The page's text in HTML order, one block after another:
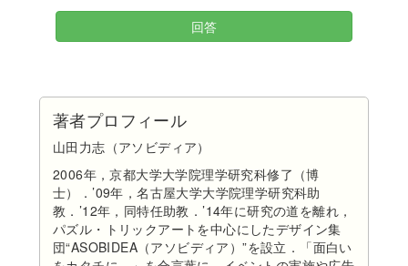
回答
著者プロフィール
山田力志（アソビディア）
2006年，京都大学大学院理学研究科修了（博
士）．’09年，名古屋大学大学院理学研究科助
教．’12年，同特任助教．’14年に研究の道を離れ，
パズル・トリックアートを中心にしたデザイン集
団“ASOBIDEA（アソビディア）”を設立．「面白い